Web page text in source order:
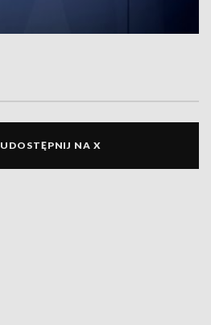
UDOSTĘPNIJ NA X